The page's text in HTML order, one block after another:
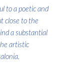
to a poetic and
close to the
a substantial
artistic